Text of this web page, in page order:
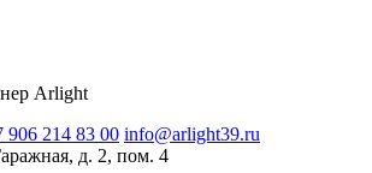
Arlight
906 214 83 00 info@arlight39.ru
д. 2, пом. 4